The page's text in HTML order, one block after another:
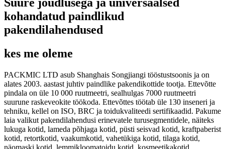
kohandatud paindlikud
pakendilahendused
kes me oleme
PACKMIC LTD asub Shanghais Songjiangi tööstustsoonis ja on
alates 2003. aastast juhtiv paindlike pakendikottide tootja. Ettevõtte
pindala on üle 10 000 ruutmeetri, sealhulgas 7000 ruutmeetri
suurune raskeveokite töökoda. Ettevõttes töötab üle 130 inseneri ja
tehniku, kellel on ISO, BRC ja toidukvaliteedi sertifikaadid. Pakume
laia valikut pakendilahendusi erinevatele turusegmentidele, näiteks
lukuga kotid, lameda põhjaga kotid, püsti seisvad kotid, kraftpaberist
kotid, retortkotid, vaakumkotid, vahetükiga kotid, tilaga kotid,
näomaski kotid, lemmikloomatoidu kotid, kosmeetikakotid,